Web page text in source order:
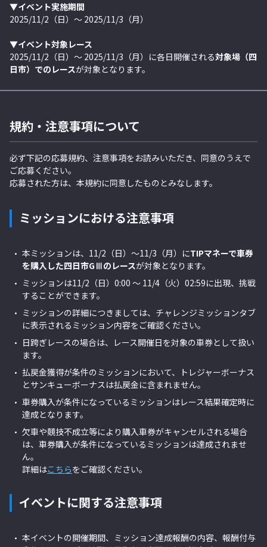
▼イベント実施期間
2025/11/2（日）～ 2025/11/3（月）
▼イベント対象レース
2025/11/2（日）～ 2025/11/3（月）に各日開催される対象場（四
日市）でのレースが対象となります。
規約・注意事項について
必ず下記の応募規約、注意事項をお読みいただき、同意のうえで
ご応募ください。
応募された方は、本規約に同意したものとみなします。
ミッションにおける注意事項
本ミッションは、 11/2（日）～11/3（月） にTIPマネーで車券
を購入した四日市GⅢのレースが対象となります。
ミッションは11/2（日）0:00 ～ 11/4（火）02:59に出現、挑戦
することができます。
ミッションの詳細につきましては、チャレンジミッションタブ
に表示されるミッション内容をご確認ください。
日跨ぎレースの場合は、レース開催日を対象の車券として扱い
ます。
払戻金獲得が条件のミッションにおいて、トレジャーボーナス
とサンキューボーナスは払戻金に含まれません。
車券購入が条件になっているミッションはレース結果確定時に
達成となります。
欠車や競技不成立等により購入車券がキャンセルされる場合
は、車券購入が条件になっているミッションは達成されませ
ん。
詳細はこちらをご確認ください。
イベントに関する注意事項
本イベントの開催期間、ミッション達成報酬の内容、報酬付与